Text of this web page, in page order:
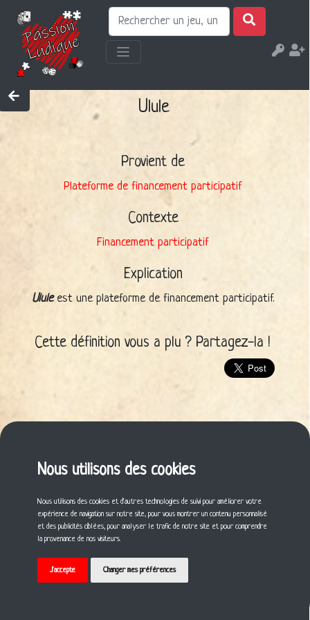
Nous utilisons des cookies
Nous utilisons des cookies et d'autres technologies de suivi pour améliorer votre
expérience de navigation sur notre site, pour vous montrer un contenu personnalisé
et des publicités ciblées, pour analyser le trafic de notre site et pour comprendre
la provenance de nos visiteurs.
J'accepte Changer mes préférences
Ulule
Provient de
Plateforme de financement participatif
Contexte
Financement participatif
Explication
Ulule est une plateforme de financement participatif.
Cette définition vous a plu ? Partagez-la !